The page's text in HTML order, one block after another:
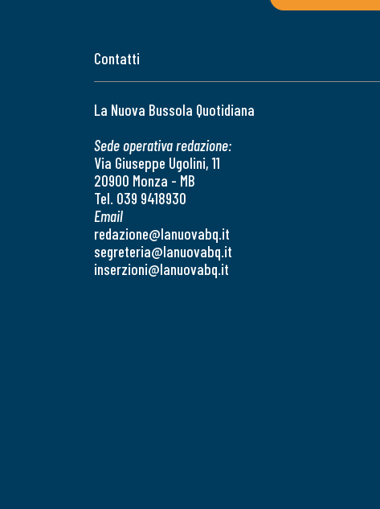
Contatti
La Nuova Bussola Quotidiana
Sede operativa redazione:
Via Giuseppe Ugolini, 11
20900 Monza - MB
Tel. 039 9418930
Email
redazione@lanuovabq.it
segreteria@lanuovabq.it
inserzioni@lanuovabq.it